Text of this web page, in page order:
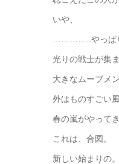
いや、
…………..やっぱ
光りの戦士が集
大きなムーブメ
外はものすごい
春の嵐がやってき
これは、合図。
新しい始まりの。